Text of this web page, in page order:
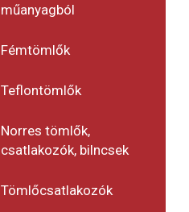
műanyagból
Fémtömlők
Teflontömlők
Norres tömlők,
csatlakozók, bilncsek
Tömlőcsatlakozók